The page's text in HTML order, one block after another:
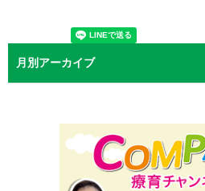
月別アーカイブ